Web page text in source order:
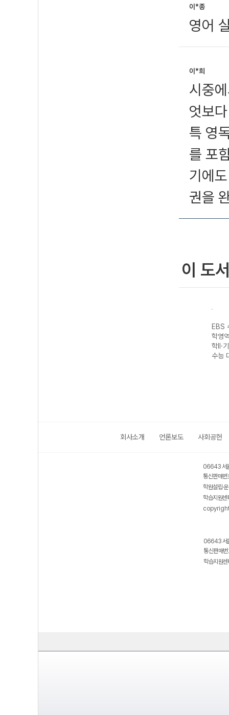
이*종
영어
이*희
시중
엇보
특 영
를 포
기에
권을
이 도
EBS
학영
학II·
수능
회사소개 언론보도 사회공헌
06643 서
통신판매
학원설립·
학습지원
06643 서
통신판매
학습지원